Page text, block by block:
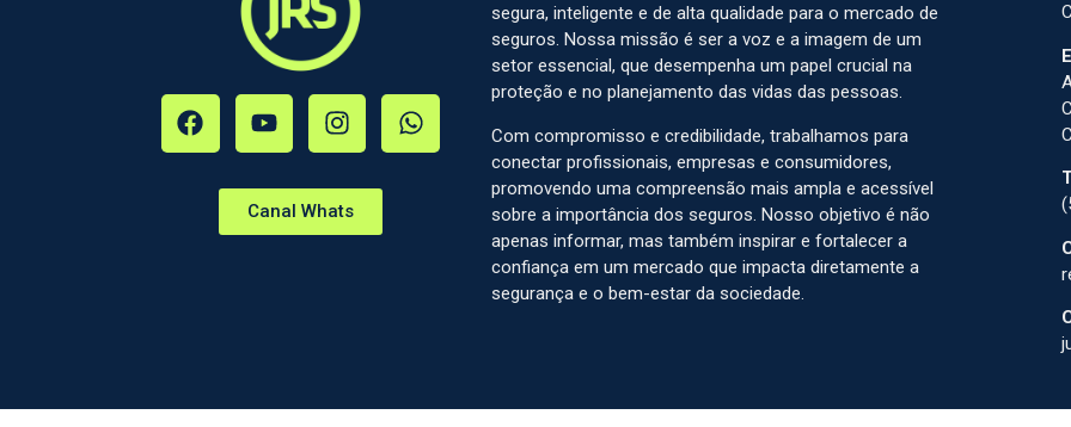
Canal Whats
segura, inteligente e de alta qualidade para o mercado de
seguros. Nossa missão é ser a voz e a imagem de um
setor essencial, que desempenha um papel crucial na
proteção e no planejamento das vidas das pessoas.
Com compromisso e credibilidade, trabalhamos para
conectar profissionais, empresas e consumidores,
promovendo uma compreensão mais ampla e acessível
sobre a importância dos seguros. Nosso objetivo é não
apenas informar, mas também inspirar e fortalecer a
confiança em um mercado que impacta diretamente a
segurança e o bem-estar da sociedade.